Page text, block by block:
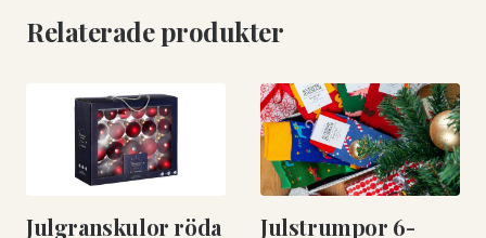
Relaterade produkter
Julgranskulor röda Julstrumpor 6-